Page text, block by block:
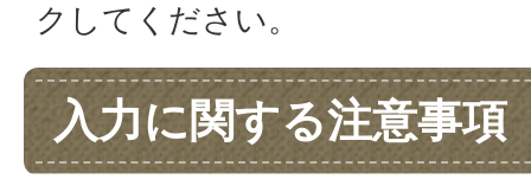
クしてください。
入力に関する注意事項